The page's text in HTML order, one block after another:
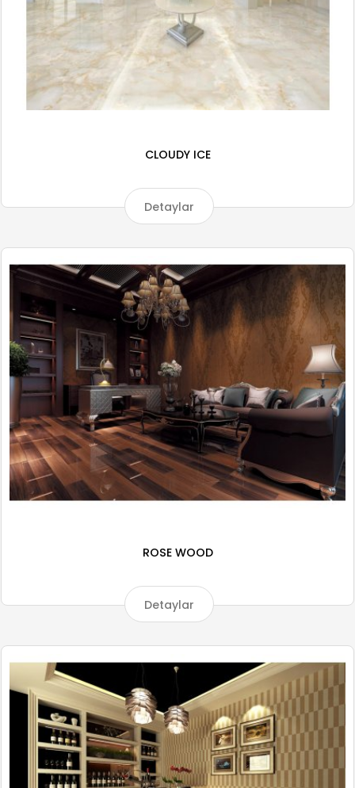
CLOUDY ICE
Detaylar
ROSE WOOD
Detaylar